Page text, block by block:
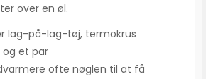
over en øl.
lag-på-lag-tøj, termokrus
et par
ofte nøglen til at få